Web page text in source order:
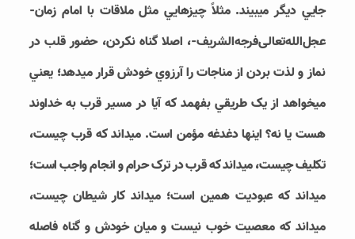
جايي ديگر مي‎بيند. مثلاً چيزهايي مثل ملاقات با امام زمان-
عجل‌الله‌تعالی‌فرجه‌الشریف-، اصلا گناه نکردن، حضور قلب در
نماز و لذت بردن از مناجات را آرزوي خودش قرار مي‎دهد؛ يعني
مي‎خواهد از يک طريقي بفهمد که آيا در مسير قرب به خداوند
هست يا نه؟ اين‎ها دغدغه مؤمن است. مي‎داند که قرب چيست،
تکليف چيست، مي‎داند که قرب در ترک حرام و انجام واجب است؛
مي‎داند که عبوديت همين است؛ مي‎داند کار شيطان چيست،
مي‎داند که معصيت خوب نيست و ميان خودش و گناه فاصله